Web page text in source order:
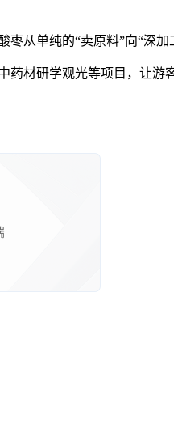
单纯的“卖原料”向“深加
材研学观光等项目，让游